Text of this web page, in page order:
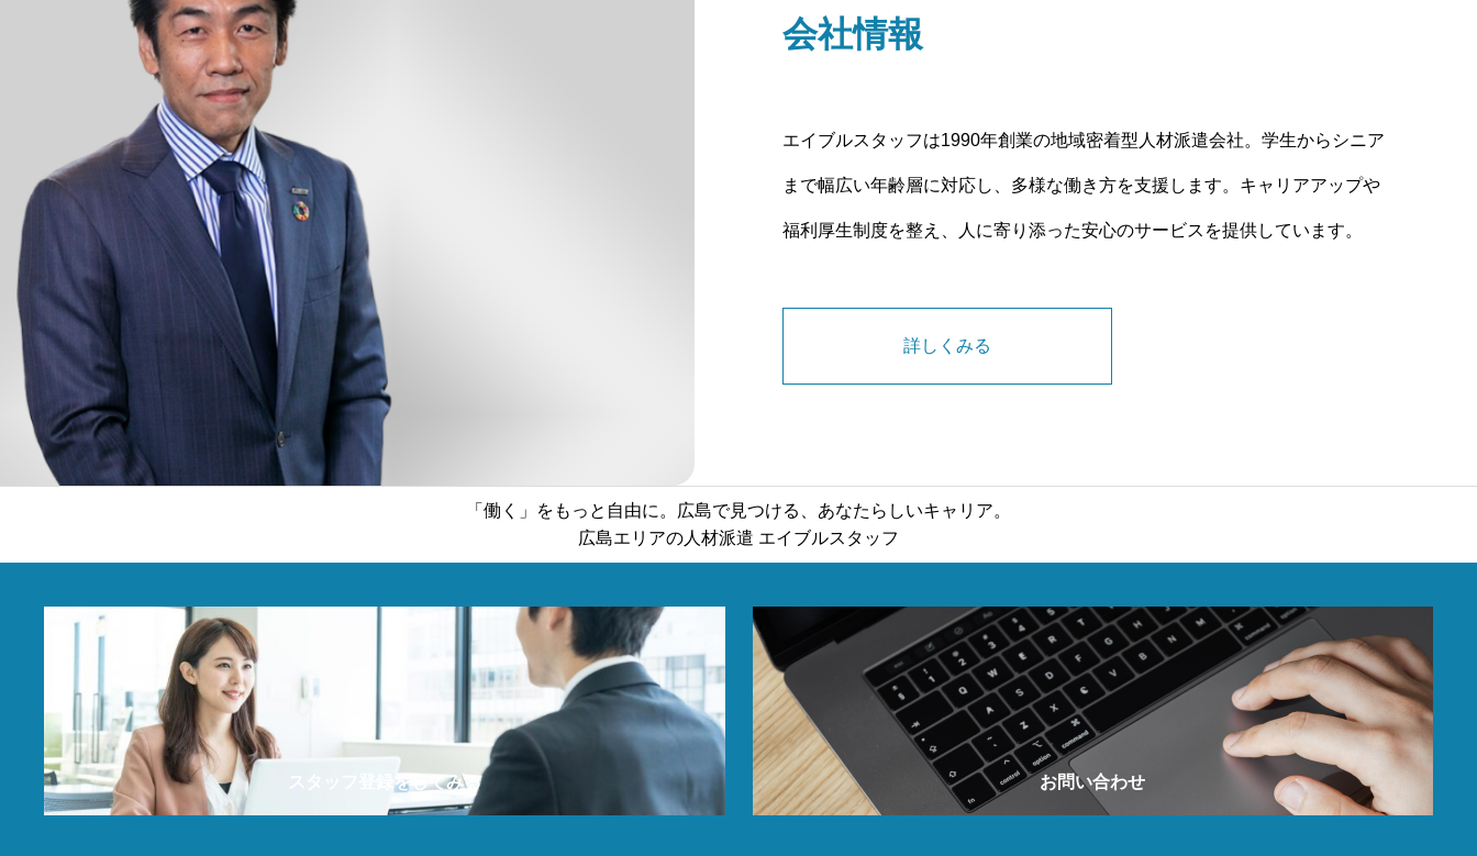
会社情報
エイブルスタッフは1990年創業の地域密着型人材派遣会社。学生からシニア
まで幅広い年齢層に対応し、多様な働き方を支援します。キャリアアップや
福利厚生制度を整え、人に寄り添った安心のサービスを提供しています。
詳しくみる
「働く」をもっと自由に。 広島で見つける、あなたらしいキャリア。
広島エリアの人材派遣 エイブルスタッフ
スタッフ登録をしてみる お問い合わせ